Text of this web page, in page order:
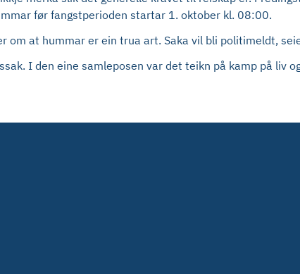
før fangstperioden startar 1. oktober kl. 08:00.
at hummar er ein trua art. Saka vil bli politimeldt,
I den eine samleposen var det teikn på kamp på liv